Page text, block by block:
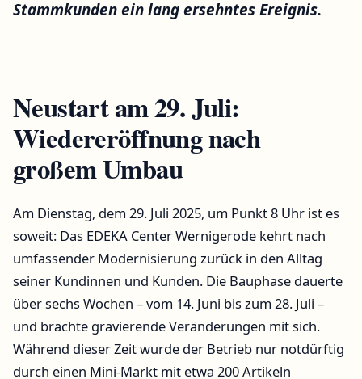
Stammkunden ein lang ersehntes Ereignis.
Neustart am 29. Juli:
Wiedereröffnung nach
großem Umbau
Am Dienstag, dem 29. Juli 2025, um Punkt 8 Uhr ist es
soweit: Das EDEKA Center Wernigerode kehrt nach
umfassender Modernisierung zurück in den Alltag
seiner Kundinnen und Kunden. Die Bauphase dauerte
über sechs Wochen – vom 14. Juni bis zum 28. Juli –
und brachte gravierende Veränderungen mit sich.
Während dieser Zeit wurde der Betrieb nur notdürftig
durch einen Mini-Markt mit etwa 200 Artikeln